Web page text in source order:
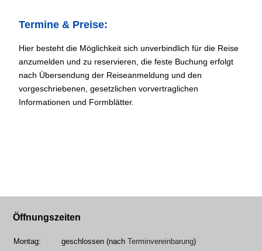
Termine & Preise:
Hier besteht die Möglichkeit sich unverbindlich für die Reise
anzumelden und zu reservieren, die feste Buchung erfolgt
nach Übersendung der Reiseanmeldung und den
vorgeschriebenen, gesetzlichen vorvertraglichen
Informationen und Formblätter.
Öffnungszeiten
Montag: geschlossen (nach Terminvereinbarung)